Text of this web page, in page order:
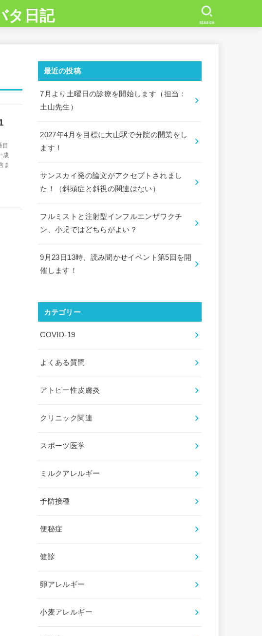
タ日記 SEARCH
目
成
ま
最近の投稿
7月より土曜日の診療を開始します（担当：
土山先生）
2027年4月を目標に大山駅で分院の開業をし
ます！
サンスカイ発の論文がアクセプトされまし
た！（斜頭症と斜視の関連はない）
フルミストと注射型インフルエンザワクチ
ン、小児ではどちらがよい？
9月23日13時、読み聞かせイベント第5回を開
催します！
カテゴリー
COVID-19
よくある質問
アトピー性皮膚炎
クリニック関連
スポーツ医学
ミルクアレルギー
予防接種
便秘症
健診
卵アレルギー
小麦アレルギー